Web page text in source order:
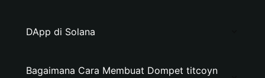
DApp di Solana
Bagaimana Cara Membuat Dompet titcoyn